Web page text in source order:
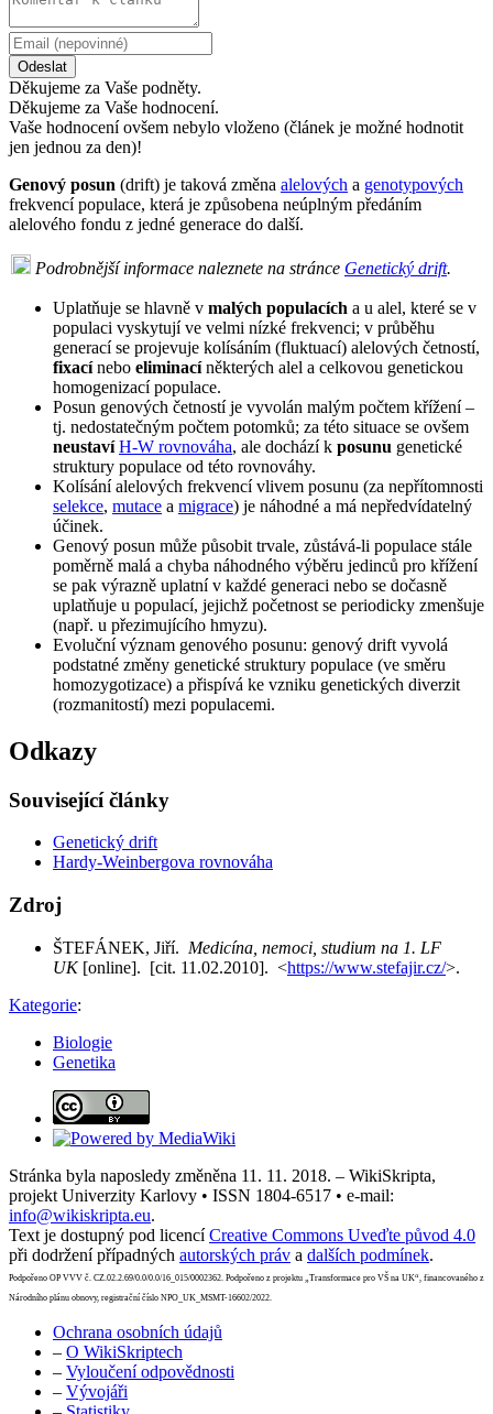
Odeslat
Děkujeme za Vaše podněty.
Děkujeme za Vaše hodnocení.
Vaše hodnocení ovšem nebylo vloženo (článek je možné hodnotit
jen jednou za den)!
Genový posun (drift) je taková změna alelových a genotypových
frekvencí populace, která je způsobena neúplným předáním
alelového fondu z jedné generace do další.
Podrobnější informace naleznete na stránce Genetický drift.
Uplatňuje se hlavně v malých populacích a u alel, které se v
populaci vyskytují ve velmi nízké frekvenci; v průběhu
generací se projevuje kolísáním (fluktuací) alelových četností,
fixacínebo eliminacíněkterých alel a celkovou genetickou
homogenizací populace.
Posun genových četností je vyvolán malým počtem křížení –
tj. nedostatečným počtem potomků; za této situace se ovšem
neustaví H-W rovnováha, ale dochází k posunu genetické
struktury populace od této rovnováhy.
Kolísání alelových frekvencí vlivem posunu (za nepřítomnosti
selekce, mutace a migrace) je náhodné a má nepředvídatelný
účinek.
Genový posun může působit trvale, zůstává-li populace stále
poměrně malá a chyba náhodného výběru jedinců pro křížení
se pak výrazně uplatní v každé generaci nebo se dočasně
uplatňuje u populací, jejichž početnost se periodicky zmenšuje
(např. u přezimujícího hmyzu).
Evoluční význam genového posunu: genový drift vyvolá
podstatné změny genetické struktury populace (ve směru
homozygotizace) a přispívá ke vzniku genetických diverzit
(rozmanitostí) mezi populacemi.
Odkazy
Související články
Genetický drift
Hardy-Weinbergova rovnováha
Zdroj
ŠTEFÁNEK, Jiří. Medicína, nemoci, studium na 1. LF
UK[online]. [cit. 11.02.2010]. <https://www.stefajir.cz/>.
Kategorie:
Biologie
Genetika
Stránka byla naposledy změněna 11. 11. 2018. – WikiSkripta,
projekt Univerzity Karlovy • ISSN 1804-6517 • e-mail:
info@wikiskripta.eu.
Text je dostupný pod licencíCreative Commons Uveďte původ 4.0
při dodržení případných autorských práv a dalších podmínek.
Podpořeno OP VVV č. CZ.02.2.69/0.0/0.0/16_015/0002362. Podpořeno z projektu „Transformace pro VŠ na UK“, financovaného z
Národního plánu obnovy, registrační číslo NPO_UK_MSMT-16602/2022.
Ochrana osobních údajů
– O WikiSkriptech
– Vyloučení odpovědnosti
– Vývojáři